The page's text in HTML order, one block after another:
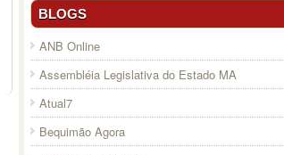
BLOGS
ANB Online
Assembléia Legislativa do Estado MA
Atual7
Bequimão Agora